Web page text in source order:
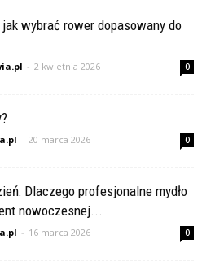
wybrać rower dopasowany do
- 2 kwietnia 2026 0
- 20 marca 2026 0
Dlaczego profesjonalne mydło
nowoczesnej...
- 16 marca 2026 0